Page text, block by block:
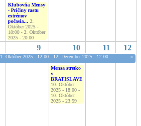
Klubovňa Mensy
- Príčiny rastu
extrémov
počasia... 2.
Október 2025 -
18:00 - 2. Október
2025 - 20:00
9 10 11 12
1. Október 2025 - 12:00 - 12. December 2025 - 12:00 »
Mensa stretko
v
BRATISLAVE
10. Október
2025 - 18:00 -
10. Október
2025 - 23:59